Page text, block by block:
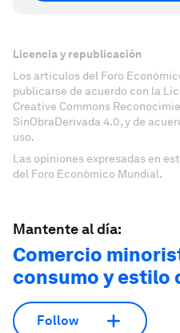
Licencia y republicación
Los artículos del Foro
publicarse de acuerdo con la
Creative Commons
SinObraDerivada 4.0, y de
uso.
Las opiniones expresadas en
del Foro Económico Mundial.
Mantente al día:
Comercio
consumo y estilo
Follow